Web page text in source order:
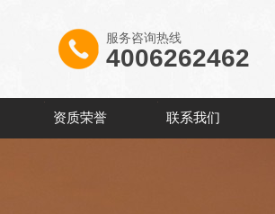
服务咨询热线
4006262462
资质荣誉 联系我们